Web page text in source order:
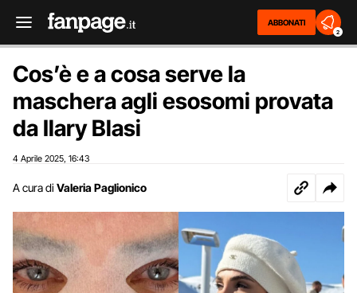
ABBONATI
2
Cos’è e a cosa serve la
maschera agli esosomi provata
da Ilary Blasi
4 Aprile 2025 16:43
A cura di Valeria Paglionico